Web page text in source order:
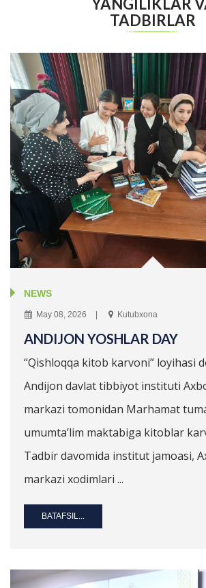
YANGILIKLAR
TADBIRLAR
NEWS
May 08, 2026 Kutubxona
ANDIJON YOSHLAR DAY
“Qishloqqa kitob karvoni” loyihasi
Andijon davlat tibbiyot instituti
markazi tomonidan Marhamat
umumta’lim maktabiga kitoblar
Tadbir davomida institut jamoasi,
markazi xodimlari ...
BATAFSIL...